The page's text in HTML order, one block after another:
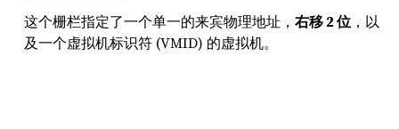
这个栅栏指定了一个单一的来宾物理地址， 右移 2 位 ，以
及一个虚拟机标识符 (VMID) 的虚拟机。